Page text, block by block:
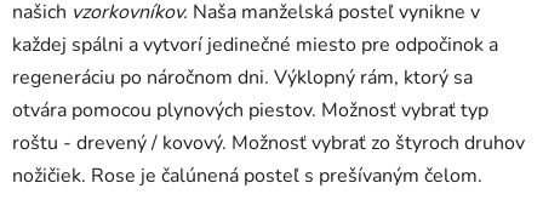
našich vzorkovníkov. Naša manželská posteľ vynikne v
každej spálni a vytvorí jedinečné miesto pre odpočinok a
regeneráciu po náročnom dni. Výklopný rám, ktorý sa
otvára pomocou plynových piestov. Možnosť vybrať typ
roštu - drevený / kovový. Možnosť vybrať zo štyroch druhov
nožičiek. Rose je čalúnená posteľ s prešívaným čelom.